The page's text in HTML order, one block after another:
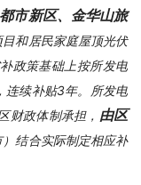
市新区、金华山旅
和居民家庭屋顶光伏
政策基础上按所发电
连续补贴3年。所发电
财政体制承担， 由区
结合实际制定相应补